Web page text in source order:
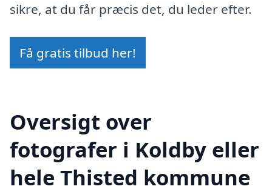
sikre, at du får præcis det, du leder efter.
Få gratis tilbud her!
Oversigt over
fotografer i Koldby eller
hele Thisted kommune